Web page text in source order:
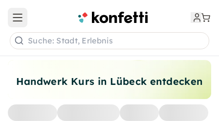
Handwerk Kurs in Lübeck entdecken
Open main menu
Suche: Stadt, Erlebnis